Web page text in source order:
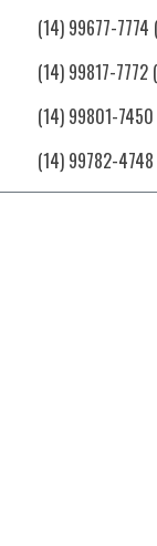
(14) 99677-
(14) 99817-7772
(14) 99801-
(14) 99782-